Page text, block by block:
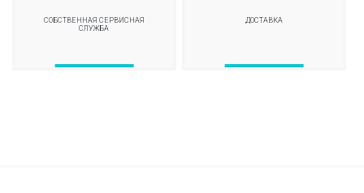
СОБСТВЕННАЯ СЕРВИСНАЯ
СЛУЖБА
ДОСТАВКА